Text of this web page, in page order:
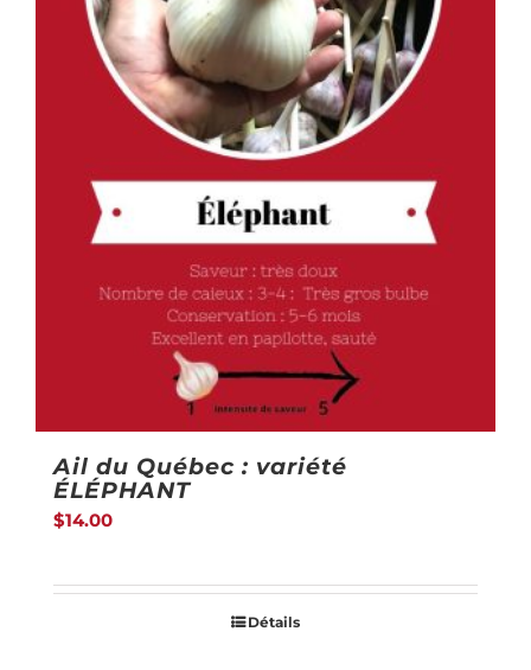
sur
la
page
du
produit
Ail du Québec : variété
ÉLÉPHANT
$14.00
Détails